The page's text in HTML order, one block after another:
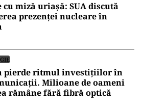
cu miză uriașă: SUA discută
prezenței nucleare în
pierde ritmul investițiilor în
Milioane de oameni
rămâne fără fibră optică